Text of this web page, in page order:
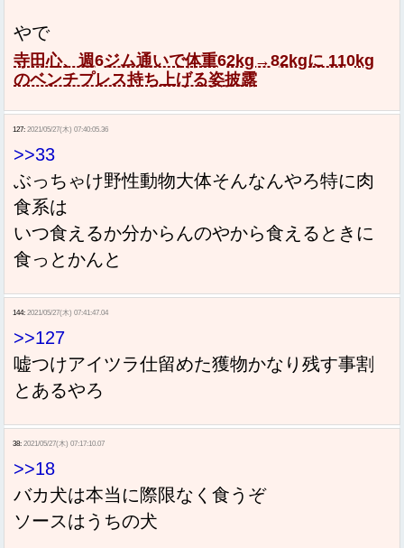
やで
寺田心、週6ジム通いで体重62kg→82kgに 110kg
のベンチプレス持ち上げる姿披露
127: 2021/05/27(木) 07:40:05.36
>>33
ぶっちゃけ野性動物大体そんなんやろ特に肉
食系は
いつ食えるか分からんのやから食えるときに
食っとかんと
144: 2021/05/27(木) 07:41:47.04
>>127
嘘つけアイツラ仕留めた獲物かなり残す事割
とあるやろ
38: 2021/05/27(木) 07:17:10.07
>>18
バカ犬は本当に際限なく食うぞ
ソースはうちの犬